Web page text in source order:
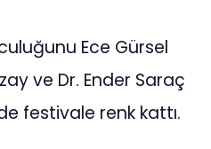
Ece Gürsel
ve Dr. Ender Saraç
festivale renk kattı.